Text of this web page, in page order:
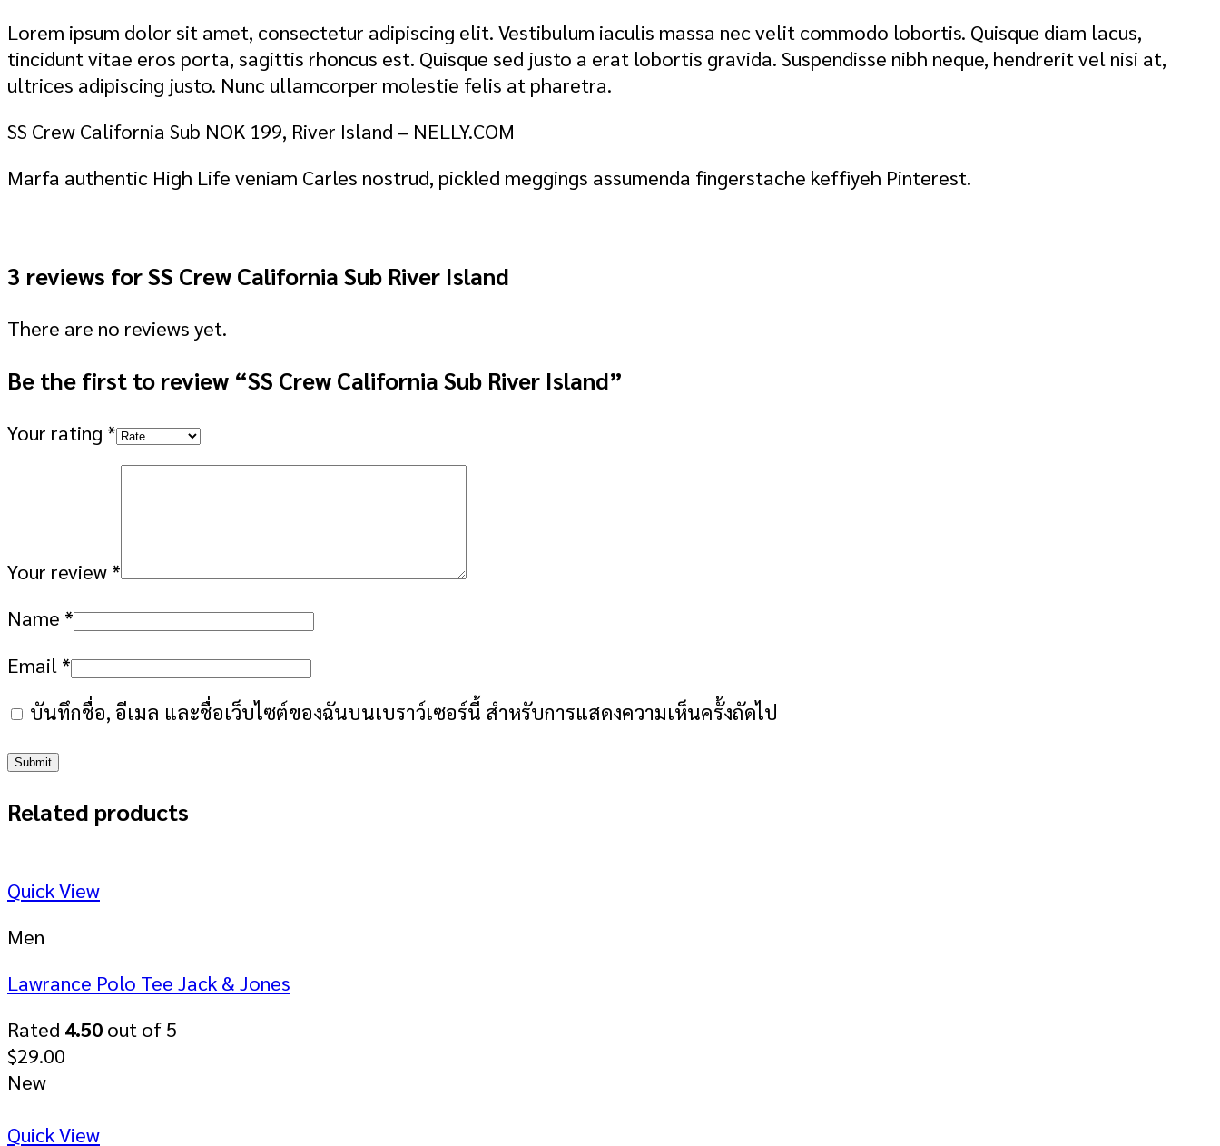
Lorem ipsum dolor sit amet, consectetur adipiscing elit. Vestibulum iaculis massa nec velit commodo lobortis. Quisque diam lacus,
tincidunt vitae eros porta, sagittis rhoncus est. Quisque sed justo a erat lobortis gravida. Suspendisse nibh neque, hendrerit vel nisi at,
ultrices adipiscing justo. Nunc ullamcorper molestie felis at pharetra.
SS Crew California Sub NOK 199, River Island – NELLY.COM
Marfa authentic High Life veniam Carles nostrud, pickled meggings assumenda fingerstache keffiyeh Pinterest.
3 reviews forSS Crew California Sub River Island
There are no reviews yet.
Be the first to review “SS Crew California Sub River Island”
Your rating *
Your review *
Name *
Email *
บันทึกชื่อ, อีเมล และชื่อเว็บไซต์ของฉันบนเบราว์เซอร์นี้ สำหรับการแสดงความเห็นครั้งถัดไป
Related products
Quick View
Men
Lawrance Polo Tee Jack & Jones
Rated 4.50 out of 5
$29.00
New
Quick View